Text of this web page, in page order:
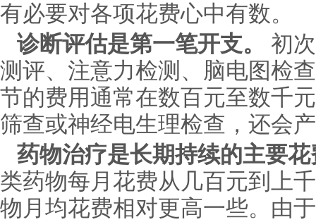
有必要对各项花费心中有数。
诊断评估是第一笔开支。
初
测评、注意力检测、脑电图检
节的费用通常在数百元至数千
筛查或神经电生理检查，还会
药物治疗是长期持续的主要花
类药物每月花费从几百元到上
物月均花费相对更高一些。由